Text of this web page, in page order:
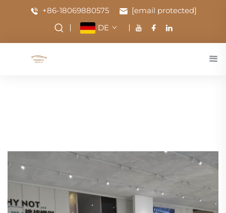
+86-18069880575
[email protected]
DE